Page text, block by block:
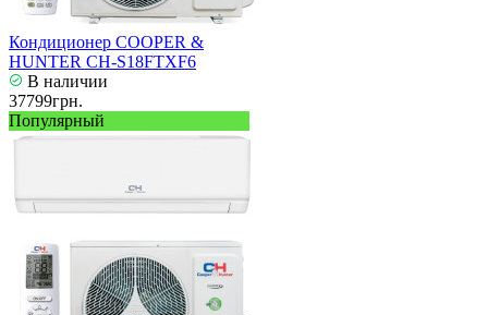
Кондиционер COOPER &
HUNTER CH-S18FTXF6
В наличии
37799грн.
Популярный